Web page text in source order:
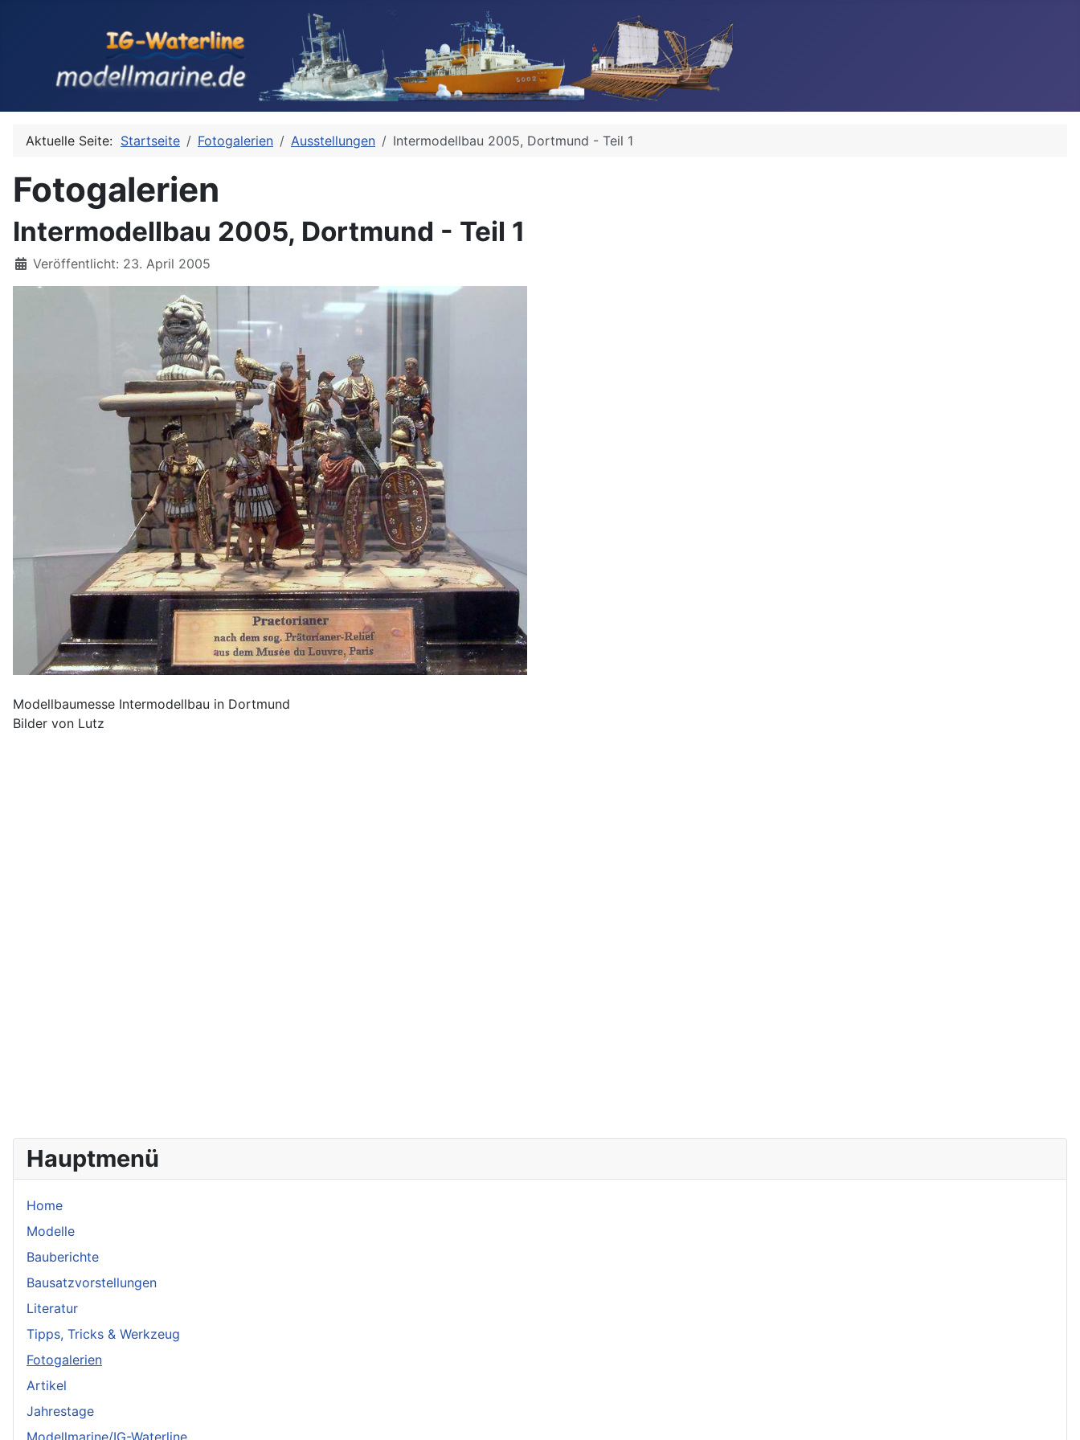
Hauptmenü
Home
Modelle
Bauberichte
Bausatzvorstellungen
Literatur
Tipps, Tricks & Werkzeug
Fotogalerien
Artikel
Jahrestage
Aktuelle Seite: Startseite Fotogalerien Ausstellungen Intermodellbau 2005, Dortmund - Teil 1
Fotogalerien
Intermodellbau 2005, Dortmund - Teil 1
Details
Veröffentlicht: 23. April 2005
Modellbaumesse Intermodellbau in Dortmund
Bilder von Lutz